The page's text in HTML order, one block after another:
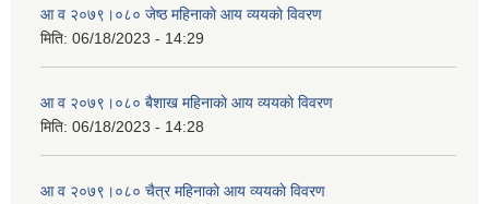
आ व २०७९।०८० जेष्ठ महिनाकाे आय व्ययकाे विवरण
मिति: 06/18/2023 - 14:29
आ व २०७९।०८० बैशाख महिनाकाे आय व्ययकाे विवरण
मिति: 06/18/2023 - 14:28
आ व २०७९।०८० चैत्र महिनाकाे आय व्ययकाे विवरण